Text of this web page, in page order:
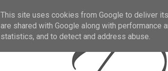
This site uses cookies from Google to deliver
are shared with Google along with performance
statistics, and to detect and address abuse.